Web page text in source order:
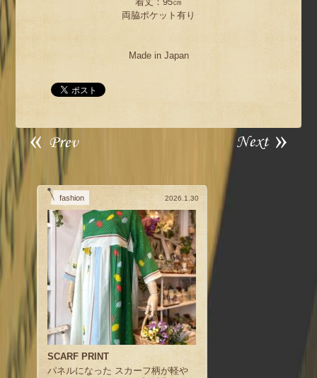
両脇ポケット有り
Made in Japan
fashion 2026.1.30
SCARF PRINT
パネルになった スカーフ柄が軽や